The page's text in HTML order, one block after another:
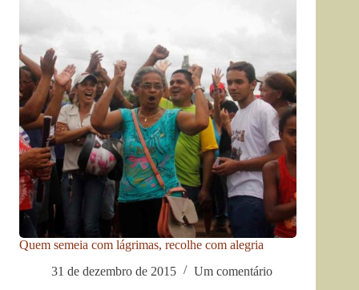
Quem semeia com lágrimas, recolhe com alegria
31 de dezembro de 2015
Um comentário